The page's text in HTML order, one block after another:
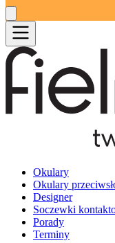
Okulary
Okulary
Designer
Soczewki
Porady
Terminy